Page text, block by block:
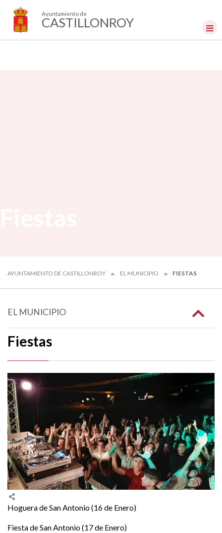
Ayuntamiento de
CASTILLONROY
AYUNTAMIENTO DE CASTILLONROY EL MUNICIPIO FIESTAS
EL MUNICIPIO
Fiestas
Hoguera de San Antonio (16 de Enero)
Fiesta de San Antonio (17 de Enero)